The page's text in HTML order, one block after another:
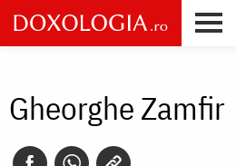
Skip
to
main
Gheorghe Zamfir